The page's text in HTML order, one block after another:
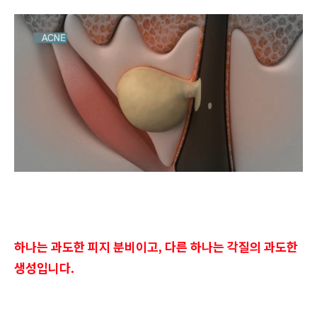
하나는 과도한 피지 분비이고, 다른 하나는 각질의 과도한
생성입니다.